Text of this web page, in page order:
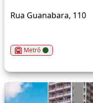
Rua Guanabara, 110
Metrô